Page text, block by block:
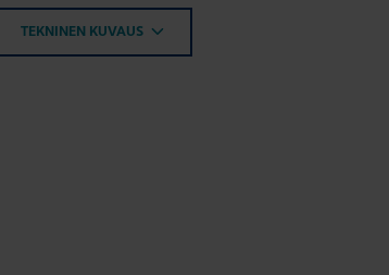
TEKNINEN KUVAUS